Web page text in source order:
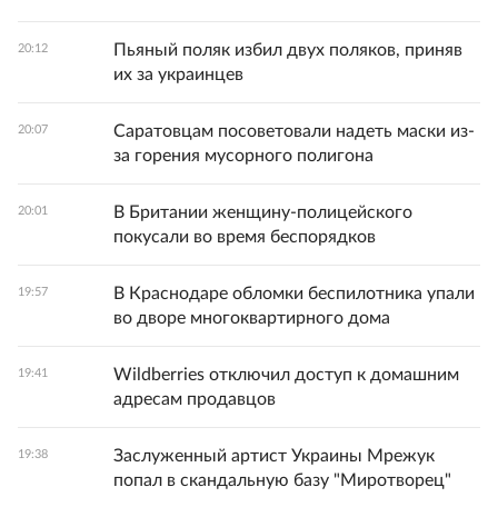
20:12
Пьяный поляк избил двух поляков, приняв
их за украинцев
20:07
Саратовцам посоветовали надеть маски из-
за горения мусорного полигона
20:01
В Британии женщину-полицейского
покусали во время беспорядков
19:57
В Краснодаре обломки беспилотника упали
во дворе многоквартирного дома
19:41
Wildberries отключил доступ к домашним
адресам продавцов
19:38
Заслуженный артист Украины Мрежук
попал в скандальную базу "Миротворец"